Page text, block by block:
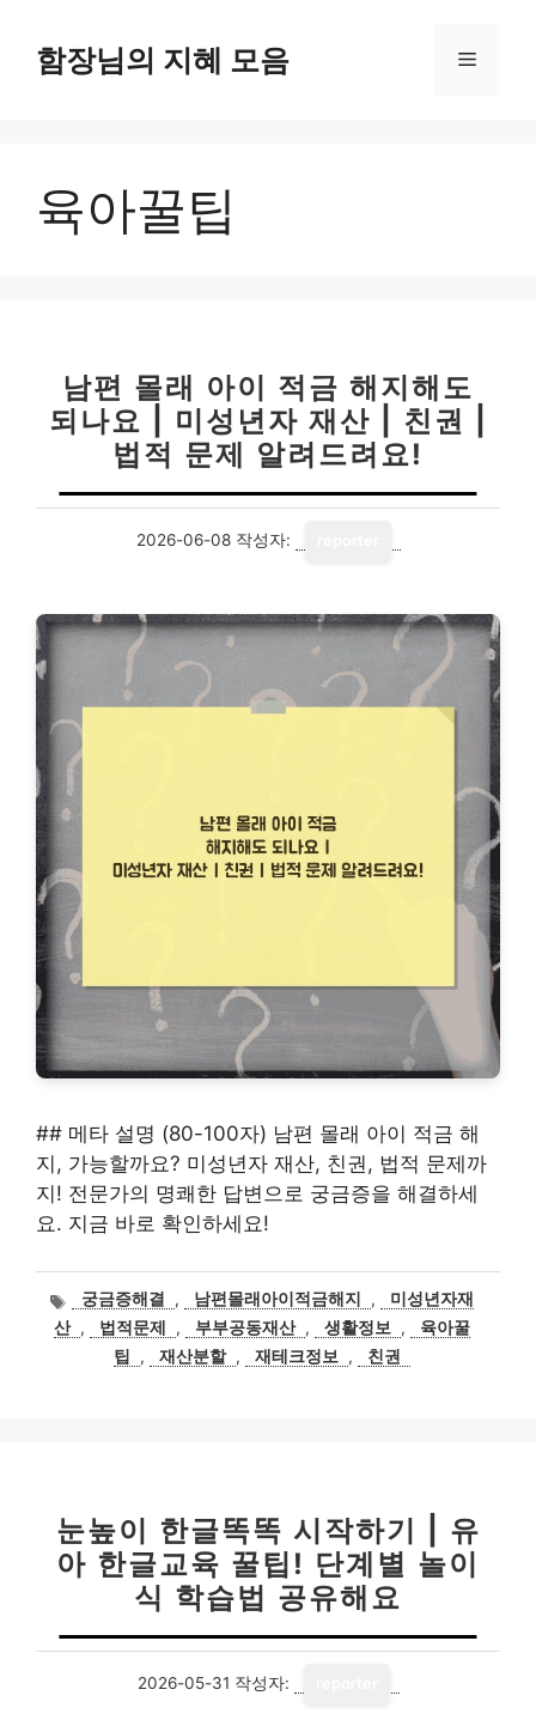
함장님의 지혜 모음 메
육아꿀팁
남편 몰래 아이 적금 해지해도
되나요 | 미성년자 재산 | 친권 |
법적 문제 알려드려요!
2026-06-08 작성자:
## 메타 설명 (80-100자) 남편 몰래 아이 적금 해
지, 가능할까요? 미성년자 재산, 친권, 법적 문제까
지! 전문가의 명쾌한 답변으로 궁금증을 해결하세
요. 지금 바로 확인하세요!
태궁금증해결 , 남편몰래아이적금해지 ,
미성년자재
산 , 법적문제 , 부부공동재산 , 생활정보 ,
육아꿀
팁
, 재산분할 , 재테크정보 , 친권
눈높이 한글똑똑 시작하기 | 유
아 한글교육 꿀팁! 단계별 놀이
식 학습법 공유해요
2026-05-31 작성자: